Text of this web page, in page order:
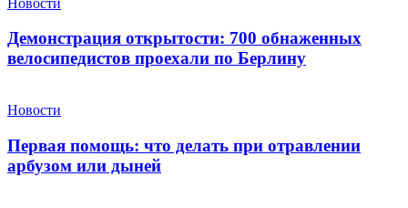
Демонстрация открытости: 700 обнаженных
велосипедистов проехали по Берлину
Новости
Первая помощь: что делать при отравлении
арбузом или дыней